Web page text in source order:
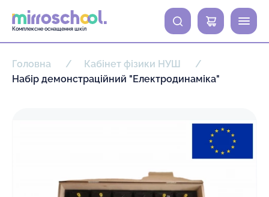
Комплексне оснащення шкіл
0
Головна
Кабінет фізики НУШ
Набір демонстраційний "Електродинаміка"